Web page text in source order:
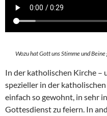
Wozu hat Gott uns Stimme und
In der katholischen Kirche –
spezieller in der
einfach so gewohnt, in sehr
Gottesdienst zu feiern. In